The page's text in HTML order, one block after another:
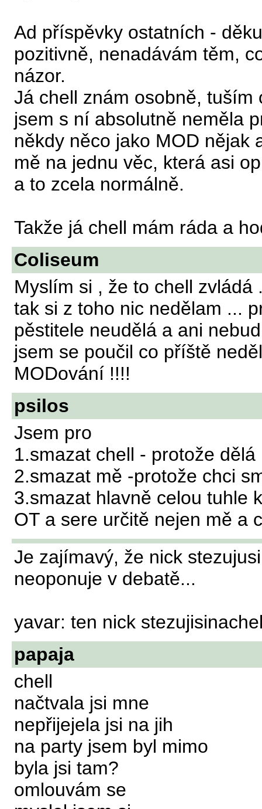
Ad příspěvky ostatních -
pozitivně, nenadávám těm,
názor.
Já chell znám osobně,
jsem s ní absolutně neměla
někdy něco jako MOD nějak
mě na jednu věc, která asi
a to zcela normálně.
Takže já chell mám ráda a
Coliseum
Myslím si , že to chell
tak si z toho nic nedělam ...
pěstitele neudělá a ani
jsem se poučil co příště
MODování !!!!
psilos
Jsem pro
1.smazat chell - protože dělá
2.smazat mě -protože chci
3.smazat hlavně celou tuhle
OT a sere určitě nejen mě a
Je zajímavý, že nick
neoponuje v debatě...
yavar: ten nick
papaja
chell
načtvala jsi mne
nepřijejela jsi na jih
na party jsem byl mimo
byla jsi tam?
omlouvám se